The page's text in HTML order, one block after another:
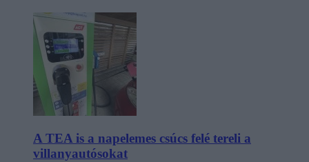
A TEA is a napelemes csúcs felé tereli a
villanyautósokat